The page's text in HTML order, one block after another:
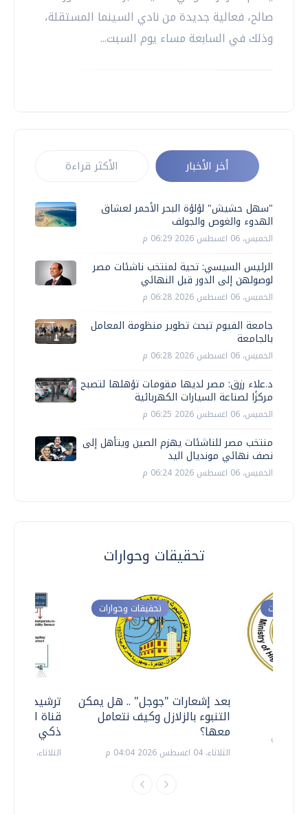
صالح، فعالية جديدة من نادي السينما المستقلة،
وذلك في السابعة مساء يوم السبت...
أخر الأخبار الأكثر قراءة
"سهل حشيش" لؤلؤة البحر الأحمر لعشاق
الهدوء والغوص والجولف
الخميس، 06 اغسطس 2026 06:29 م
الرئيس السيسي: تحية لمنتخب ناشئات مصر
لوصولهن إلى الدور قبل النهائي
الخميس، 06 اغسطس 2026 06:28 م
جامعة الفيوم تبحث تطوير منظومة المعامل
بالجامعة
الخميس، 06 اغسطس 2026 06:28 م
د.علاء رزق: مصر لديها مقومات تؤهلها لتصبح
مركزًا لصناعة السيارات الكهربائية
الخميس، 06 اغسطس 2026 06:25 م
منتخب مصر للناشئات يهزم الصين ويتأهل إلى
نصف نهائي مونديال اليد
الخميس، 06 اغسطس 2026 06:24 م
تحقيقات وحوارات
ترشيدا
قناة
ذكي
الثلاثاء، 14 يوليو 2026 06:11 م
تحقيقات وحوارات
بعد إشعارات "جوجل" .. هل يمكن
التنبوء بالزلازل وكيف نتعامل
معها؟
الثلاثاء، 04 اغسطس 2026 04:04 م
وحوارات